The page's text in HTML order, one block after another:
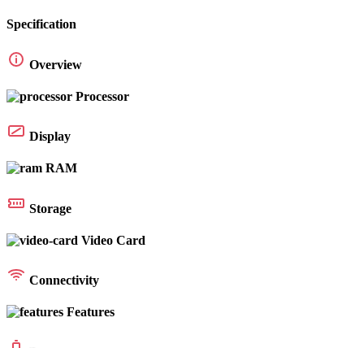
Specification
Overview
Processor
Display
RAM
Storage
Video Card
Connectivity
Features